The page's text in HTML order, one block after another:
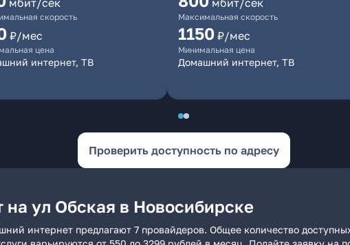
мбит/сек
скорость
₽/мес
цена
интернет, ТВ
мбит/сек
Максимальная скорость
1150 ₽/мес
Минимальная цена
Домашний интернет, ТВ
Проверить доступность по адресу
на ул Обская в Новосибирске
интернет предлагают 7 провайдеров. Общее количество